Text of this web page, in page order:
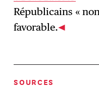
Républicains «
favorable.
SOURCES